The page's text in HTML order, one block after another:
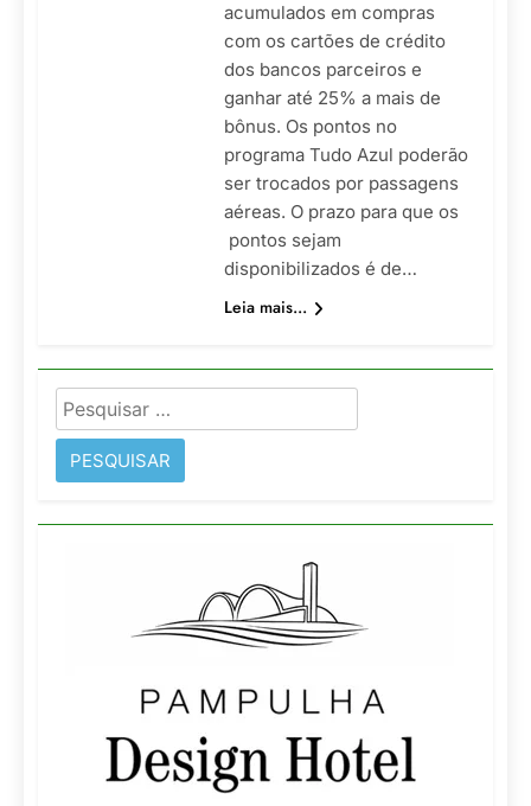
acumulados em compras
com os cartões de crédito
dos bancos parceiros e
ganhar até 25% a mais de
bônus. Os pontos no
programa Tudo Azul poderão
ser trocados por passagens
aéreas. O prazo para que os
pontos sejam
disponibilizados é de…
Leia mais...
Pesquisar
por: